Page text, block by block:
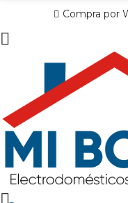
Compra por